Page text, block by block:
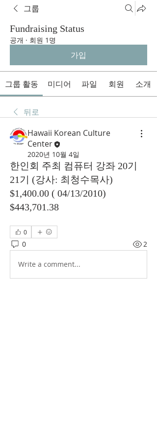
그룹
Fundraising Status
공개 · 회원 1명
가입
그룹 활동 미디어 파일 회원 소개
뒤로
Hawaii Korean Culture
Center
2020년 10월 4일
한인회 주최 컴퓨터 강좌 20기
21기 (강사: 최청수목사)
$1,400.00 ( 04/13/2010)
$443,701.38
0
0 2
Write a comment...